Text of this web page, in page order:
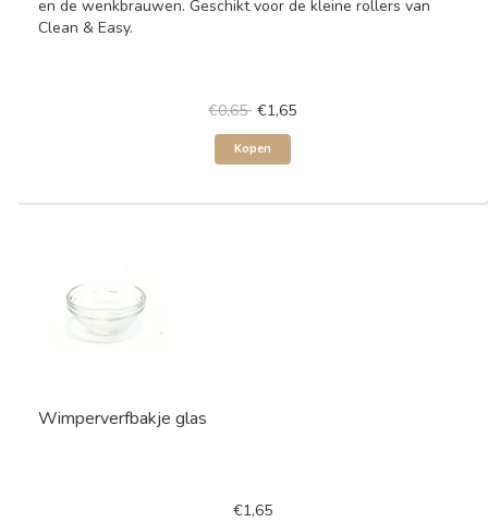
en de wenkbrauwen. Geschikt voor de kleine rollers van
Clean & Easy.
€0,65 €1,65
Kopen
Wimperverfbakje glas
€1,65